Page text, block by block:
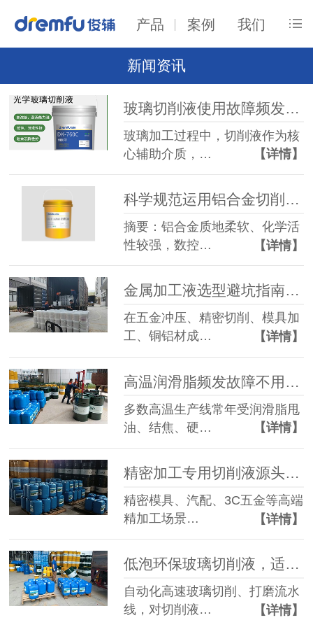
产品 案例 我们
新闻资讯
玻璃切削液使用故障频发？俊辅润滑油精准破解护航高效加工
玻璃加工过程中，切削液作为核
心辅助介质，…
【详情】
科学规范运用铝合金切削液，俊辅润滑油一站式方案解决加工各类难题
摘要：铝合金质地柔软、化学活
性较强，数控…
【详情】
金属加工液选型避坑指南：常见工艺难题与高适配厂家怎么选
在五金冲压、精密切削、模具加
工、铜铝材成…
【详情】
高温润滑脂频发故障不用愁，俊辅润滑分工况对症解决方案
多数高温生产线常年受润滑脂甩
油、结焦、硬…
【详情】
精密加工专用切削液源头工厂：精准解决高精切削三大难题
精密模具、汽配、3C五金等高端
精加工场景…
【详情】
低泡环保玻璃切削液，适配自动化玻璃精密生产线
自动化高速玻璃切削、打磨流水
线，对切削液…
【详情】